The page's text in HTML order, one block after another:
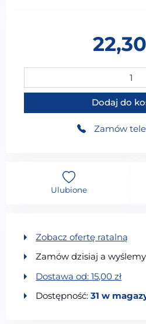
22,30
ilość ORO PERFEKT
Dodaj do
Zamów
Ulubione
Zobacz ofertę ratalną
Zamów dzisiaj a
Dostawa od:15,00zł
Dostępność:31 w